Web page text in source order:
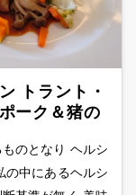
トラント・
ーク＆猪の
のとなり ヘルシ
の中にあるヘルシ